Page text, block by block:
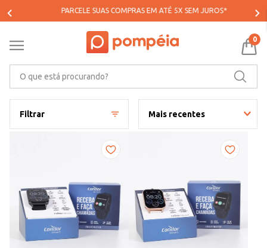
PARCELE SUAS COMPRAS EM ATÉ 5X SEM JUROS*
0
Filtrar Mais recentes